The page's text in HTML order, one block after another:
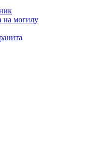
на могилу